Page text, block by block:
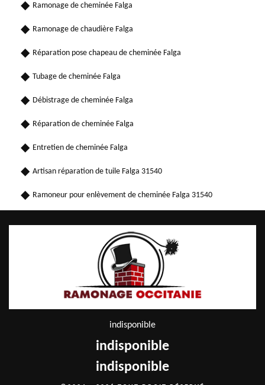
Ramonage de cheminée Falga
Ramonage de chaudière Falga
Réparation pose chapeau de cheminée Falga
Tubage de cheminée Falga
Débistrage de cheminée Falga
Réparation de cheminée Falga
Entretien de cheminée Falga
Artisan réparation de tuile Falga 31540
Ramoneur pour enlèvement de cheminée Falga 31540
indisponible
indisponible
indisponible